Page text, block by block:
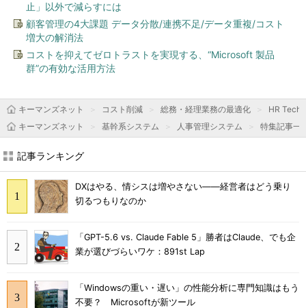
止」以外で減らすには
顧客管理の4大課題 データ分散/連携不足/データ重複/コスト
増大の解消法
コストを抑えてゼロトラストを実現する、“Microsoft 製品
群”の有効な活用方法
キーマンズネット コスト削減 総務・経理業務の最適化
HR Tech
キーマンズネット
基幹系システム 人事管理システム 特集記事一
記事ランキング
DXはやる、情シスは増やさない――経営者はどう乗り
切るつもりなのか
「GPT-5.6 vs. Claude Fable 5」勝者はClaude、でも企
業が選びづらいワケ：891st Lap
「Windowsの重い・遅い」の性能分析に専門知識はもう
不要？ Microsoftが新ツール